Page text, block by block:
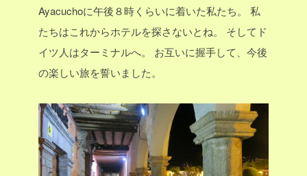
Ayacuchoに午後８時くらいに着いた私たち。
私
たちはこれからホテルを探さないとね。
そしてド
イツ人はターミナルへ。
お互いに握手して、今後
の楽しい旅を誓いました。